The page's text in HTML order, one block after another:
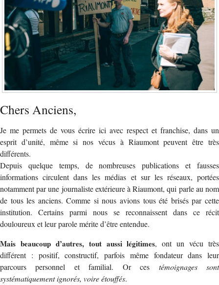
Chers Anciens,
Je me permets de vous écrire ici avec respect et franchise, dans un
esprit d’unité, même si nos vécus à Riaumont peuvent être très
différents.
Depuis quelque temps, de nombreuses publications et fausses
informations circulent dans les médias et sur les réseaux, portées
notamment par une journaliste extérieure à Riaumont, qui parle au nom
de tous les anciens. Comme si nous avions tous été brisés par cette
institution. Certains parmi nous se reconnaissent dans ce récit
douloureux et leur parole mérite d’être entendue.
Mais beaucoup d’autres, tout aussi légitimes, ont un vécu très
différent : positif, constructif, parfois même fondateur dans leur
parcours personnel et familial. Or ces témoignages sont
systématiquement ignorés, voire étouffés.